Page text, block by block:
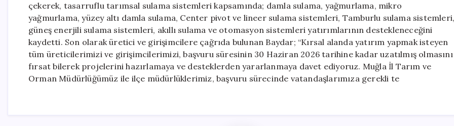
çekerek, tasarruflu tarımsal sulama sistemleri kapsamında; damla sulama, yağmurlama, mikro
yağmurlama, yüzey altı damla sulama, Center pivot ve lineer sulama sistemleri, Tamburlu sulama
güneş enerjili sulama sistemleri, akıllı sulama ve otomasyon sistemleri yatırımlarının destekleneceğini
kaydetti. Son olarak üretici ve girişimcilere çağrıda bulunan Baydar; “Kırsal alanda yatırım yapmak isteyen
tüm üreticilerimizi ve girişimcilerimizi, başvuru süresinin 30 Haziran 2026 tarihine kadar uzatılmış olmasını
fırsat bilerek projelerini hazırlamaya ve desteklerden yararlanmaya davet ediyoruz. Muğla İl Tarım ve
Orman Müdürlüğümüz ile ilçe müdürlüklerimiz, başvuru sürecinde vatandaşlarımıza gerekli te